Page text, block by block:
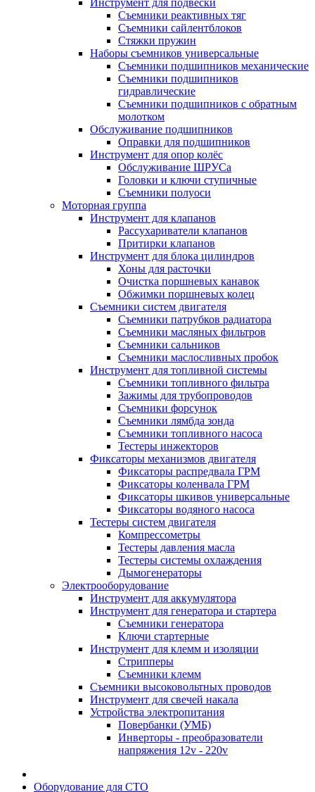
Инструмент для подвески
Съемники реактивных тяг
Съемники сайлентблоков
Стяжки пружин
Наборы съемников универсальные
Съемники подшипников механические
Съемники подшипников
гидравлические
Съемники подшипников с обратным
молотком
Обслуживание подшипников
Оправки для подшипников
Инструмент для опор колёс
Обслуживание ШРУСа
Головки и ключи ступичные
Съемники полуоси
Моторная группа
Инструмент для клапанов
Рассухариватели клапанов
Притирки клапанов
Инструмент для блока цилиндров
Хоны для расточки
Очистка поршневых канавок
Обжимки поршневых колец
Съемники систем двигателя
Съемники патрубков радиатора
Съемники масляных фильтров
Съемники сальников
Съемники маслосливных пробок
Инструмент для топливной системы
Съемники топливного фильтра
Зажимы для трубопроводов
Съемники форсунок
Съемники лямбда зонда
Съемники топливного насоса
Тестеры инжекторов
Фиксаторы механизмов двигателя
Фиксаторы распредвала ГРМ
Фиксаторы коленвала ГРМ
Фиксаторы шкивов универсальные
Фиксаторы водяного насоса
Тестеры систем двигателя
Компрессометры
Тестеры давления масла
Тестеры системы охлаждения
Дымогенераторы
Электрооборудование
Инструмент для аккумулятора
Инструмент для генератора и стартера
Съемники генератора
Ключи стартерные
Инструмент для клемм и изоляции
Стрипперы
Съемники клемм
Съемники высоковольтных проводов
Инструмент для свечей накала
Устройства электропитания
Повербанки (УМБ)
Инверторы - преобразователи
напряжения 12v - 220v
Оборудование для СТО